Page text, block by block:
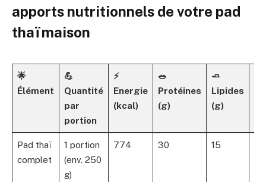
apports nutritionnels de votre pad
thaï maison
🌟
Élément
💪
Quantité
par
portion
⚡
Energie
(kcal)
🥗
Protéines
(g)
🧈
Lipides
(g)
Pad thaï
complet
1 portion
(env. 250
g)
774 30 15